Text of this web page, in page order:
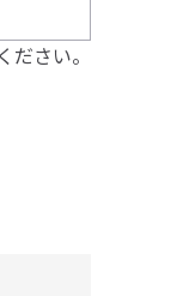
さい。